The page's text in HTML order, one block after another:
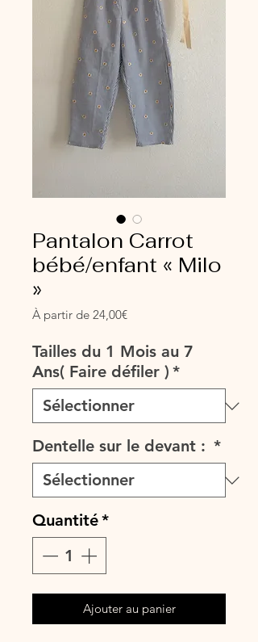
Pantalon Carrot
bébé/enfant « Milo
»
À partir de 24,00€Prix
Tailles du 1 Mois au 7
Ans( Faire défiler ) *
Dentelle sur le devant : *
Quantité*
Ajouter au panier